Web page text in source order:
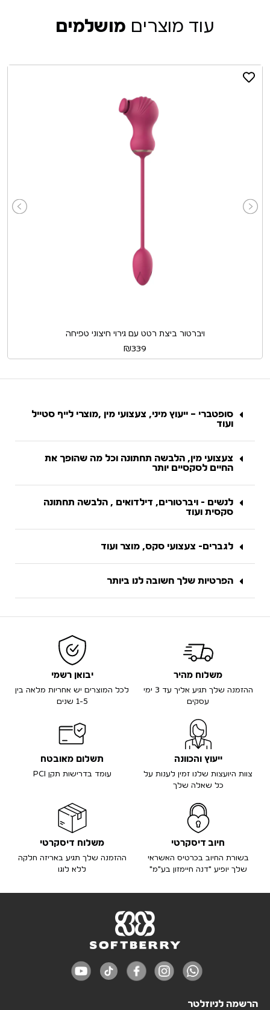
עוד מוצרים מושלמים
ויברטור ביצת רטט עם גירוי חיצוני טפיחה
₪339
סופטברי – ייעוץ מיני, צעצועי מין ,מוצרי לייף סטייל
ועוד
צעצועי מין, הלבשה תחתונה וכל מה שהופך את
החיים לסקסיים יותר
לנשים - ויברטורים, דילדואים , הלבשה תחתונה
סקסית ועוד
לגברים- צעצועי סקס, מוצר ועוד
הפרטיות שלך חשובה לנו ביותר
משלוח מהיר
ההזמנה שלך תגיע אליך עד 3 ימי
עסקים
יבואן רשמי
לכל המוצרים יש אחריות מלאה בין
1-5 שנים
ייעוץ והכוונה
צוות היועצות שלנו זמין לענות על
כל שאלה שלך
תשלום מאובטח
עומד בדרישות תקן PCI
חיוב דיסקרטי
בשורת החיוב בכרטיס האשראי
שלך יופיע "דנה חיימזון בע"מ"
משלוח דיסקרטי
ההזמנה שלך תגיע באריזה חלקה
ללא לוגו
הרשמה לניוזלטר